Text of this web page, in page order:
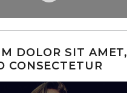
DOLOR SIT AMET,
CONSECTETUR